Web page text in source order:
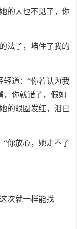
的人也不见了，你
法子，堵住了我的
轻道：“你若认为我
，你就错了，假如
的眼圈发红，泪已
“你放心，她走不了
次就一样能找